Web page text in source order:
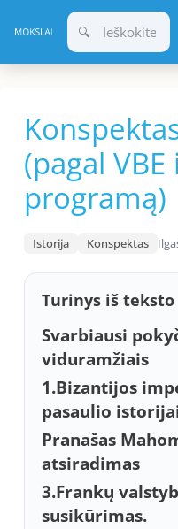
prie
turinio
(pagal
programą)
Istorija Konspektas
Turinys iš teksto
Svarbiausi
viduramžiais
1.Bizantijos
pasaulio
Pranašas
atsiradimas
3.Frankų
susikūrimas.